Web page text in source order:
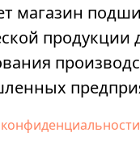
магазин
продукции